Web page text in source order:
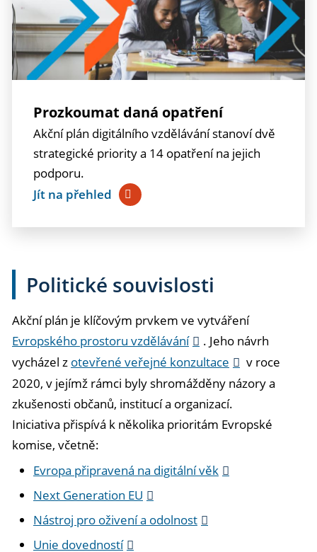
Prozkoumat daná opatření
Akční plán digitálního vzdělávání stanoví dvě
strategické priority a 14 opatření na jejich
podporu.
Jít na přehled
Politické souvislosti
Akční plán je klíčovým prvkem ve vytváření
Evropského prostoru vzdělávání
. Jeho návrh
vycházel z otevřené veřejné konzultace
v roce
2020, v jejímž rámci byly shromážděny názory a
zkušenosti občanů, institucí a organizací.
Iniciativa přispívá k několika prioritám Evropské
komise, včetně:
Evropa připravená na digitální věk
Next Generation EU
Nástroj pro oživení a odolnost
Unie dovedností